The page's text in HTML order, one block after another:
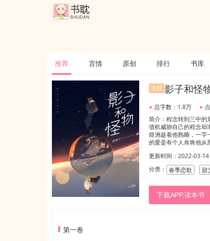
推荐 言情 原创 排行 书库
连载 影子和怪
● 总字数：1.8万 ●
简介：程念转到三中的
借机威胁自己的程念却
煜洲趁着他熟睡，一字
的爱是有个人肯将他从
更新时间：2022-03-
分类： 春季恋歌 甜
下载APP,读本书
第一卷